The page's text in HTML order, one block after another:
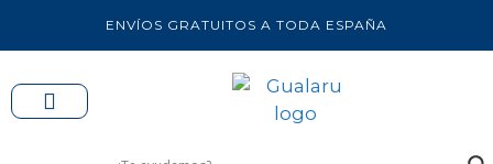
ENVÍOS GRATUITOS A TODA ESPAÑA